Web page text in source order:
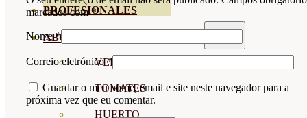
PROFESIONALES
ABONOS POR CULTIVO
VER TODOS
TOMATES
HUERTO
marcados com*
Nome*
Correio eletrónico*
Guardar o meu nome, email e site neste navegador para a
próxima vez que eu comentar.